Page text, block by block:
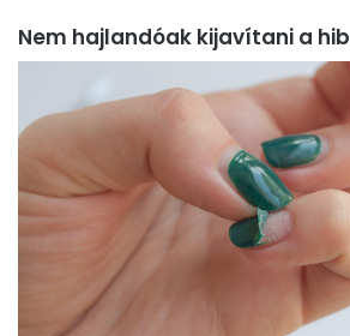
Nem hajlandóak kijavítani a